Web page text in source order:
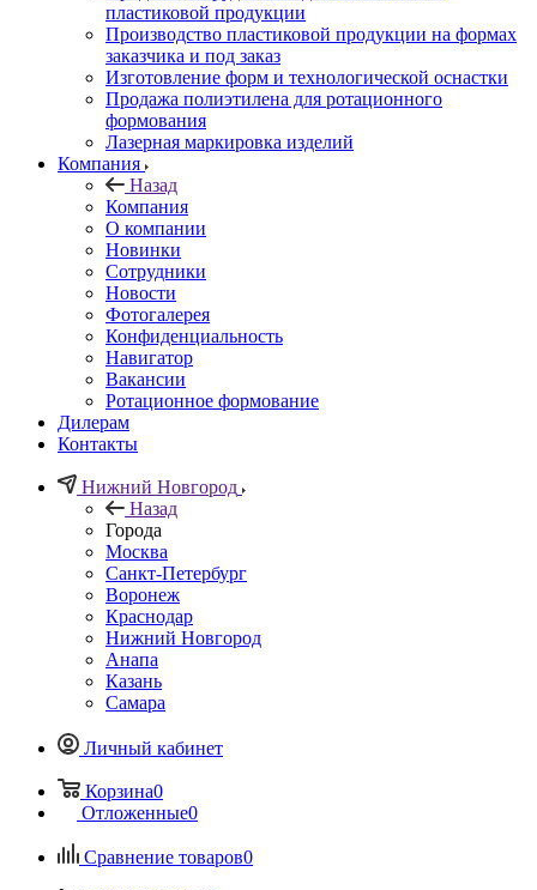
пластиковой продукции
Производство пластиковой продукции на формах
заказчика и под заказ
Изготовление форм и технологической оснастки
Продажа полиэтилена для ротационного
формования
Лазерная маркировка изделий
Компания
Назад
Компания
О компании
Новинки
Сотрудники
Новости
Фотогалерея
Конфиденциальность
Навигатор
Вакансии
Ротационное формование
Дилерам
Контакты
Нижний Новгород
Назад
Города
Москва
Санкт-Петербург
Воронеж
Краснодар
Нижний Новгород
Анапа
Казань
Самара
Личный кабинет
Корзина0
Отложенные0
Сравнение товаров0